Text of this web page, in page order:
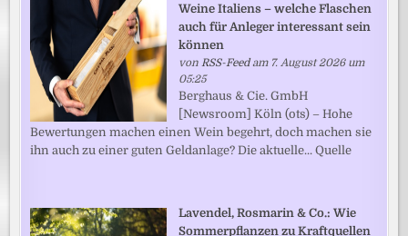
Weine Italiens – welche Flaschen
auch für Anleger interessant sein
können
vonRSS-Feedam 7. August 2026 um
05:25
Berghaus & Cie. GmbH
[Newsroom] Köln (ots) – Hohe
Bewertungen machen einen Wein begehrt, doch machen sie
ihn auch zu einer guten Geldanlage? Die aktuelle... Quelle
Lavendel, Rosmarin & Co.: Wie
Sommerpflanzen zu Kraftquellen